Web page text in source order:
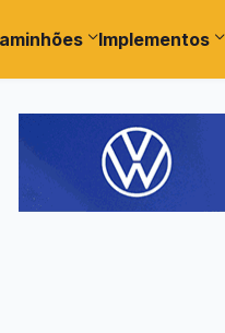
Implementos